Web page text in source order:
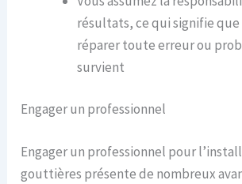
résultats, ce qui signifie que
réparer toute erreur ou
survient
Engager un professionnel
Engager un professionnel pour
gouttières présente de nombreux